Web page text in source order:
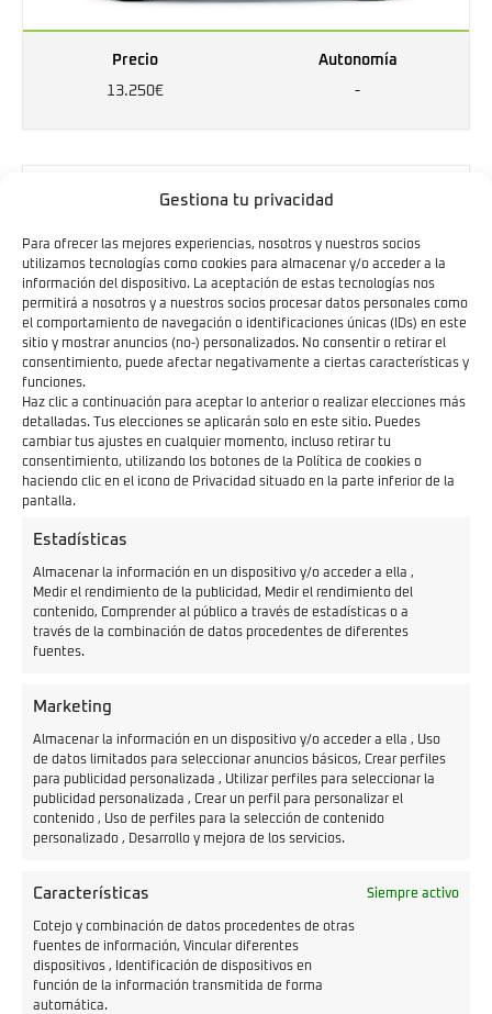
Gestiona tu privacidad
Para ofrecer las mejores experiencias, nosotros y nuestros socios
utilizamos tecnologías como cookies para almacenar y/o acceder a la
información del dispositivo. La aceptación de estas tecnologías nos
permitirá a nosotros y a nuestros socios procesar datos personales como
el comportamiento de navegación o identificaciones únicas (IDs) en este
sitio y mostrar anuncios (no-) personalizados. No consentir o retirar el
consentimiento, puede afectar negativamente a ciertas características y
funciones.
Haz clic a continuación para aceptar lo anterior o realizar elecciones más
detalladas. Tus elecciones se aplicarán solo en este sitio. Puedes
cambiar tus ajustes en cualquier momento, incluso retirar tu
consentimiento, utilizando los botones de la Política de cookies o
haciendo clic en el icono de Privacidad situado en la parte inferior de la
pantalla.
Estadísticas
Almacenar la información en un dispositivo y/o acceder a ella ,
Medir el rendimiento de la publicidad, Medir el rendimiento del
contenido, Comprender al público a través de estadísticas o a
través de la combinación de datos procedentes de diferentes
fuentes.
Marketing
Almacenar la información en un dispositivo y/o acceder a ella , Uso
de datos limitados para seleccionar anuncios básicos, Crear perfiles
para publicidad personalizada , Utilizar perfiles para seleccionar la
publicidad personalizada , Crear un perfil para personalizar el
contenido , Uso de perfiles para la selección de contenido
personalizado , Desarrollo y mejora de los servicios.
Características Siempre activo
Cotejo y combinación de datos procedentes de otras
fuentes de información, Vincular diferentes
dispositivos , Identificación de dispositivos en
función de la información transmitida de forma
automática.
Precio
13.250€
Autonomía
-
Kawasaki Z7 Hybrid
13.250€
-